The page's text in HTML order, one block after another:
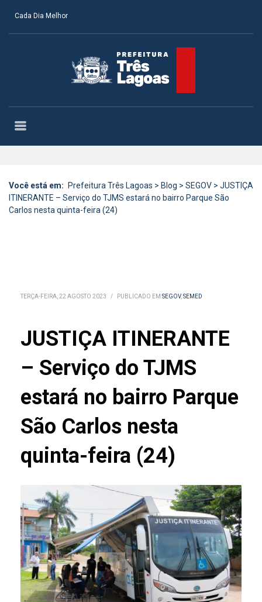
Cada Dia Melhor
Você está em: Prefeitura Três Lagoas > Blog > SEGOV > JUSTIÇA
ITINERANTE – Serviço do TJMS estará no bairro Parque São
Carlos nesta quinta-feira (24)
TERÇA-FEIRA, 22 AGOSTO 2023 / PUBLICADO EM SEGOV,SEMED
JUSTIÇA ITINERANTE
– Serviço do TJMS
estará no bairro Parque
São Carlos nesta
quinta-feira (24)